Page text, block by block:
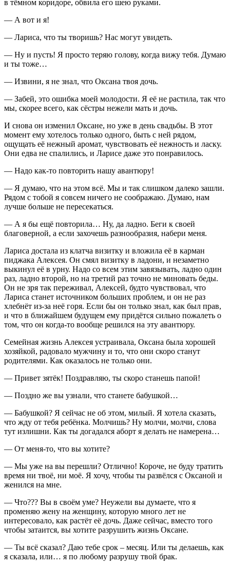
в тёмном коридоре, обвила его шею руками.
— А вот и я!
— Лариса, что ты творишь? Нас могут увидеть.
— Ну и пусть! Я просто теряю голову, когда вижу тебя. Думаю
и ты тоже…
— Извини, я не знал, что Оксана твоя дочь.
— Забей, это ошибка моей молодости. Я её не растила, так что
мы, скорее всего, как сёстры нежели мать и дочь.
И снова он изменил Оксане, но уже в день свадьбы. В этот
момент ему хотелось только одного, быть с ней рядом,
ощущать её нежный аромат, чувствовать её нежность и ласку.
Они едва не спалились, и Ларисе даже это понравилось.
— Надо как-то повторить нашу авантюру!
— Я думаю, что на этом всё. Мы и так слишком далеко зашли.
Рядом с тобой я совсем ничего не соображаю. Думаю, нам
лучше больше не пересекаться.
— А я бы ещё повторила… Ну, да ладно. Беги к своей
благоверной, а если захочешь разнообразия, набери меня.
Лариса достала из клатча визитку и вложила её в карман
пиджака Алексея. Он смял визитку в ладони, и незаметно
выкинул её в урну. Надо со всем этим завязывать, ладно один
раз, ладно второй, но на третий раз точно не миновать беды.
Он не зря так переживал, Алексей, будто чувствовал, что
Лариса станет источником больших проблем, и он не раз
хлебнёт из-за неё горя. Если бы он только знал, как был прав,
и что в ближайшем будущем ему придётся сильно пожалеть о
том, что он когда-то вообще решился на эту авантюру.
Семейная жизнь Алексея устраивала, Оксана была хорошей
хозяйкой, радовало мужчину и то, что они скоро станут
родителями. Как оказалось не только они.
— Привет зятёк! Поздравляю, ты скоро станешь папой!
— Поздно же вы узнали, что станете бабушкой…
— Бабушкой? Я сейчас не об этом, милый. Я хотела сказать,
что жду от тебя ребёнка. Молчишь? Ну молчи, молчи, слова
тут излишни. Как ты догадался аборт я делать не намерена…
— От меня-то, что вы хотите?
— Мы уже на вы перешли? Отлично! Короче, не буду тратить
время ни твоё, ни моё. Я хочу, чтобы ты развёлся с Оксаной и
женился на мне.
— Что??? Вы в своём уме? Неужели вы думаете, что я
променяю жену на женщину, которую много лет не
интересовало, как растёт её дочь. Даже сейчас, вместо того
чтобы затаится, вы хотите разрушить жизнь Оксане.
— Ты всё сказал? Даю тебе срок – месяц. Или ты делаешь, как
я сказала, или… я по любому разрушу твой брак.